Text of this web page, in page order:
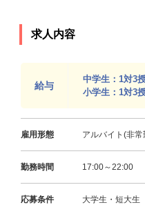
求人内容
給与
中学生：1対3
小学生：1対3
雇用形態 アルバイト(非
勤務時間 17:00～22:00
応募条件
大学生・短大生